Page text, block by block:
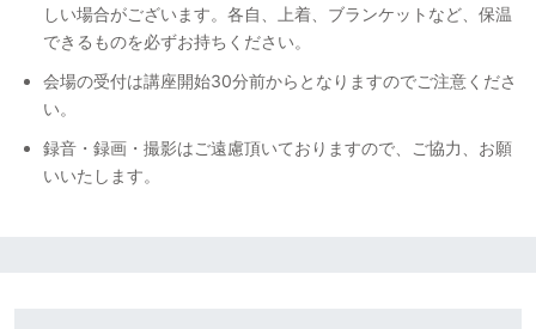
しい場合がございます。各自、上着、ブランケットなど、保温
できるものを必ずお持ちください。
会場の受付は講座開始30分前からとなりますのでご注意くださ
い。
録音・録画・撮影はご遠慮頂いておりますので、ご協力、お願
いいたします。